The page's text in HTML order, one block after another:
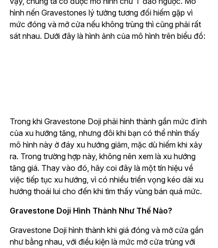
hình nến Gravestones lý tưởng tương đối hiếm gặp vì
mức đóng và mở cửa nếu không trùng thì cũng phải rất
sát nhau. Dưới đây là hình ảnh của mô hình trên biểu đồ:
Trong khi Gravestone Doji phải hình thành gần mức đỉnh
của xu hướng tăng, nhưng đôi khi bạn có thể nhìn thấy
mô hình này ở đáy xu hướng giảm, mặc dù hiếm khi xảy
ra. Trong trường hợp này, không nên xem là xu hướng
tăng giá. Thay vào đó, hãy coi đây là một tín hiệu về
việc tiếp tục xu hướng, vì có nhiều triển vọng kéo dài xu
hướng thoái lui cho đến khi tìm thấy vùng bán quá mức.
Gravestone Doji Hình Thành Như Thế Nào?
Gravestone Doji hình thành khi giá đóng và mở cửa gần
như bằng nhau, với điều kiện là mức mở cửa trùng với